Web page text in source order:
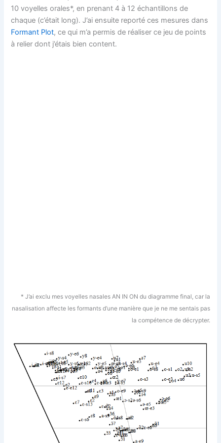
10 voyelles orales*, en prenant 4 à 12 échantillons de
chaque (c’était long). J’ai ensuite reporté ces mesures dans
Formant Plot, ce qui m’a permis de réaliser ce jeu de points
à relier dont j’étais bien content.
* J’ai exclu mes voyelles nasales AN IN ON du diagramme final, car la
nasalisation affecte les formants d’une manière que je ne me sentais pas
la compétence de décrypter.